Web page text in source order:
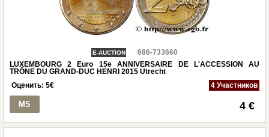
E-AUCTION
686-733660
LUXEMBOURG 2 Euro 15e ANNIVERSAIRE DE L'ACCESSION AU
TRÔNE DU GRAND-DUC HENRI 2015 Utrecht
Оценить: 5€ 4 Участников
MS 4 €